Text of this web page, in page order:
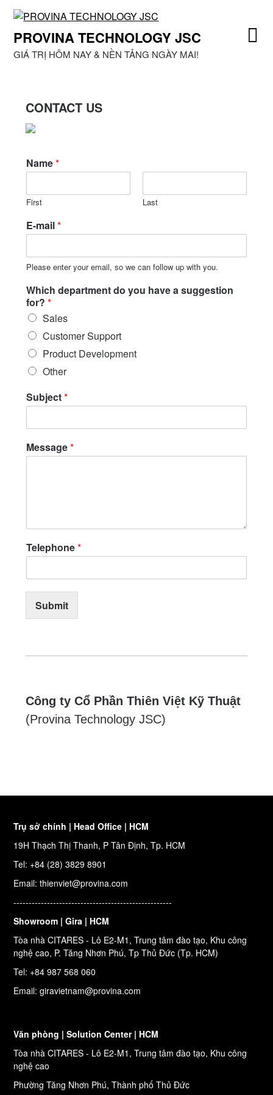
Skip
contentPROVINA TECHNOLOGY JSC
GIÁ TRỊ HÔM NAY & NỀN TẢNG NGÀY MAI!
CONTACT US
Name*
First Last
E-mail*
Please enter your email, so we can follow up with you.
Which department do you have a suggestion
for?*
Sales
Customer Support
Product Development
Other
Subject*
Message*
Telephone*
Submit
Công ty Cổ Phần Thiên Việt Kỹ Thuật
(Provina Technology JSC)
Trụ sở chính | Head Office | HCM
19H Thạch Thị Thanh, P Tân Định, Tp. HCM
Tel: +84 (28) 3829 8901
Email: thienviet@provina.com
----------------------------------------------------
Showroom | Gira | HCM
Tòa nhà CITARES - Lô E2-M1, Trung tâm đào tạo, Khu công
nghệ cao, P. Tăng Nhơn Phú, Tp Thủ Đức (Tp. HCM)
Tel: +84 987 568 060
Email: giravietnam@provina.com
Văn phòng | Solution Center | HCM
Tòa nhà CITARES - Lô E2-M1, Trung tâm đào tạo, Khu công
nghệ cao
Phường Tăng Nhơn Phú, Thành phố Thủ Đức